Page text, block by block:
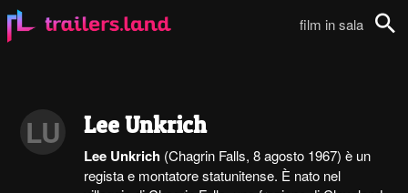
film in sala
LU Lee Unkrich
Lee Unkrich (Chagrin Falls, 8 agosto 1967) è un
regista e montatore statunitense. È nato nel